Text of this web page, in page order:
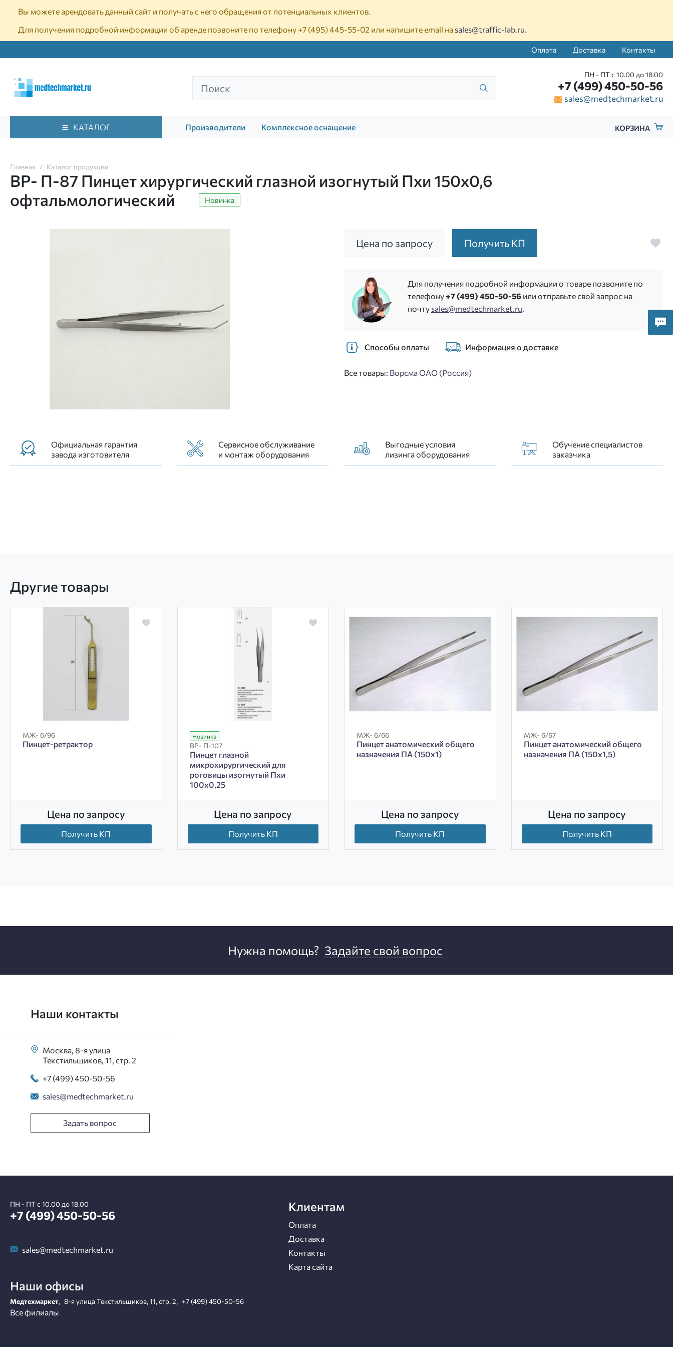
Вы можете арендовать данный сайт и получать с него обращения от потенциальных клиентов.
Для получения подробной информации об аренде позвоните по телефону +7 (495) 445-55-02 или напишите email на sales@traffic-lab.ru.
Оплата Доставка Контакты
ПН - ПТ с 10.00 до 18.00
+7 (499) 450-50-56
sales@medtechmarket.ru
КАТАЛОГ Производители Комплексное оснащение КОРЗИНА
Главная Каталог продукции
ВР- П-87 Пинцет хирургический глазной изогнутый Пхи 150х0,6
офтальмологический
Новинка
Цена по запросу Получить КП
Для получения подробной информации о товаре позвоните по
телефону+7 (499) 450-50-56 или отправьте свой запрос на
почту sales@medtechmarket.ru.
Способы оплаты Информация о доставке
Все товары: Ворсма ОАО (Россия)
Официальная гарантия
завода изготовителя
Сервисное обслуживание
и монтаж оборудования
Выгодные условия
лизинга оборудования
Обучение специалистов
заказчика
Другие товары
МЖ- 6/96
Пинцет-ретрактор
Цена по запросу
Получить КП
Новинка
ВР- П-107
Пинцет глазной
микрохирургический для
роговицы изогнутый Пхи
100х0,25
Цена по запросу
Получить КП
МЖ- 6/66
Пинцет анатомический общего
назначения ПА (150х1)
Цена по запросу
Получить КП
МЖ- 6/67
Пинцет анатомический общего
назначения ПА (150х1,5)
Цена по запросу
Получить КП
Нужна помощь? Задайте свой вопрос
Наши контакты
Москва, 8-я улица
Текстильщиков, 11, стр. 2
+7 (499) 450-50-56
sales@medtechmarket.ru
Задать вопрос
ПН - ПТ с 10.00 до 18.00
+7 (499) 450-50-56
sales@medtechmarket.ru
Наши офисы
Медтехмаркет, 8-я улица Текстильщиков, 11, стр. 2, +7 (499) 450-50-56
Все филиалы
Клиентам
Оплата
Доставка
Контакты
Карта сайта